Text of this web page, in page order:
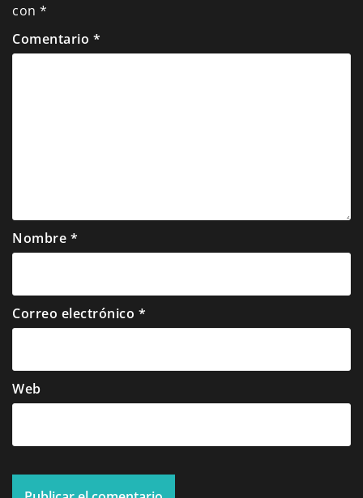
con *
Comentario *
Nombre *
Correo electrónico *
Web